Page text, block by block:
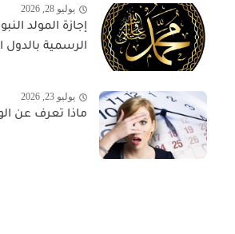
يوليو 28, 2026
إجازة المولد
الرسمية بالدول
يوليو 23, 2026
ماذا تعرف عن